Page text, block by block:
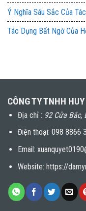
Ý Nghĩa Sâu Sắc Của
Tác Dụng Bất Ngờ Của
CÔNG TY TNHH
Địa chỉ : 92 Cửa Bắc,
Điện thoại: 098 8866
Email:
Website: https://